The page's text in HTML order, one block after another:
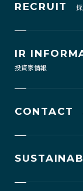
RECRUIT
IR
投資家情報
CONTACT